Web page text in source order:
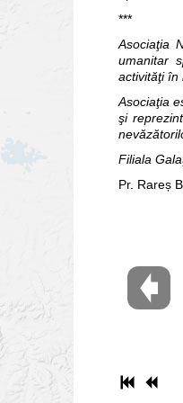
***
Asociaţia
umanitar
activităţi în
Asociaţia
şi
Filiala
Pr. Rareș